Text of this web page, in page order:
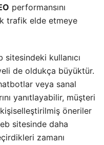
performansını
trafik elde etmeye
kullanıcı
de oldukça büyüktür.
veya sanal
yanıtlayabilir, müşteri
öneriler
sitesinde daha
zamanı